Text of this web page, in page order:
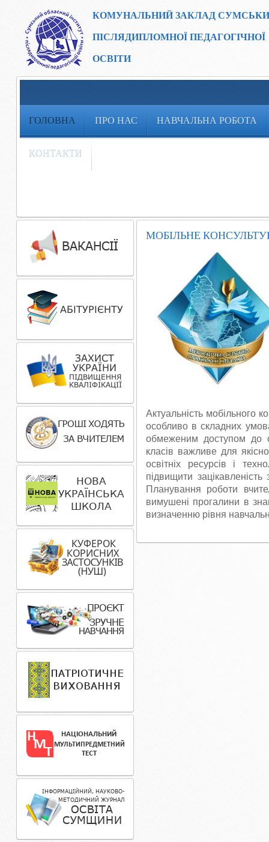
КОМУНАЛЬНИЙ ЗАКЛАД
ПІСЛЯДИПЛОМНОЇ ПЕДАГОГІЧНОЇ
ОСВІТИ
ГОЛОВНА ПРО НАС НАВЧАЛЬНА РОБОТА
КОНТАКТИ
МОБІЛЬНЕ
Актуальність мобільного
особливо в складних
обмеженим доступом до
класів важливе для
освітніх ресурсів і
підвищити
Планування роботи
вимушені прогалини в
визначенню рівня